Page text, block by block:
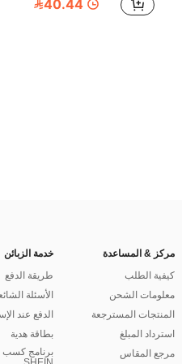
40.44
مركز & المساعدة
كيفية الطلب
معلومات الشحن
المنتجات المسترجعة
استرداد المبلغ
مرجع المقاس
خدمة الزبائن
طريقة الدفع
الأسئلة
الدفع عند
بطاقة هدية
برنامج كسب